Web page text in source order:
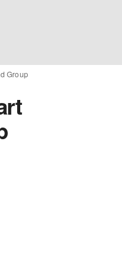
Group